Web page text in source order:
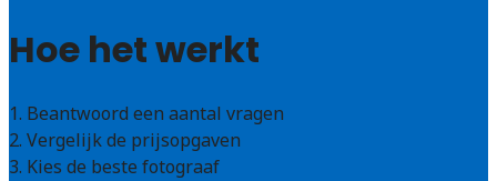
Hoe het werkt
1. Beantwoord een aantal vragen
2. Vergelijk de prijsopgaven
3. Kies de beste fotograaf